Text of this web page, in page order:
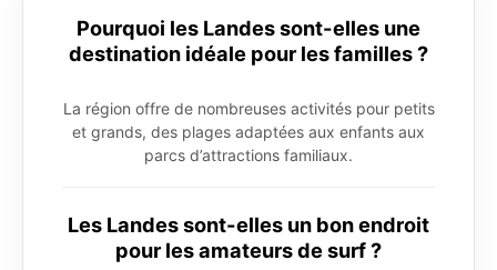
Pourquoi les Landes sont-elles une
destination idéale pour les familles ?
La région offre de nombreuses activités pour petits
et grands, des plages adaptées aux enfants aux
parcs d’attractions familiaux.
Les Landes sont-elles un bon endroit
pour les amateurs de surf ?